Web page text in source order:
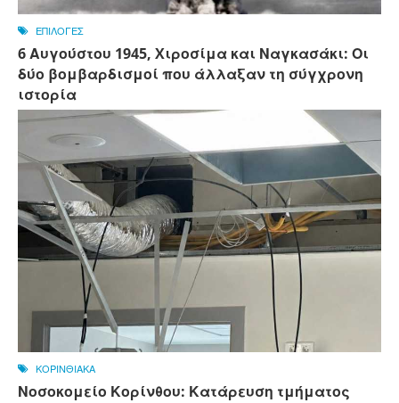
ΕΠΙΛΟΓΕΣ
6 Αυγούστου 1945, Xιροσίμα και Ναγκασάκι: Οι
δύο βομβαρδισμοί που άλλαξαν τη σύγχρονη
ιστορία
ΚΟΡΙΝΘΙΑΚΑ
Νοσοκομείο Κορίνθου: Κατάρευση τμήματος